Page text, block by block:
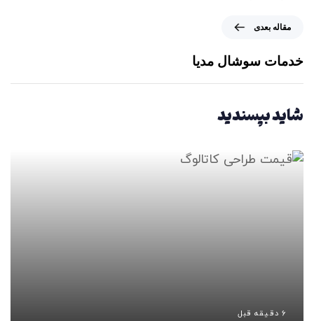
ی
ه
ی
مقاله بعدی
خدمات سوشال مدیا
شاید بپسندید
6 دقیقه قبل